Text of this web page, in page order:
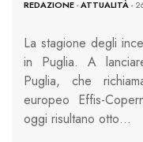
REDAZIONE-ATTUALITÀ-
La stagione degli
in Puglia. A
Puglia, che
europeo Effis-
oggi risultano otto…